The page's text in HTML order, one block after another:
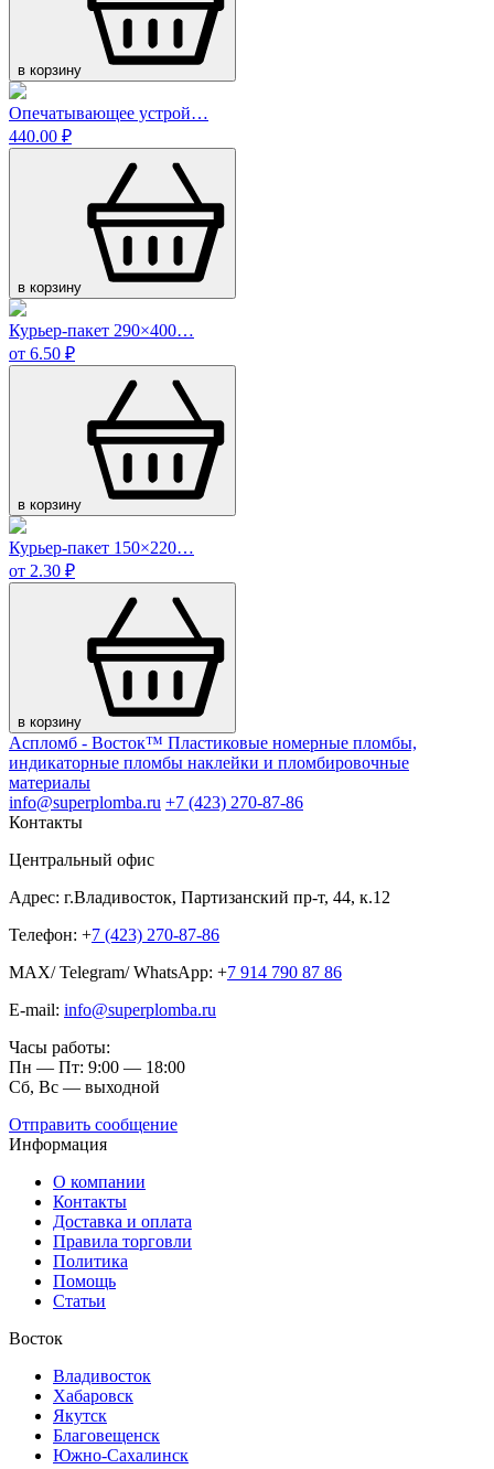
в корзину
Опечатывающее устрой…
440.00 ₽
в корзину
Курьер-пакет 290×400…
от 6.50 ₽
в корзину
Курьер-пакет 150×220…
от 2.30 ₽
в корзину
Аспломб - Восток™ Пластиковые номерные пломбы,
индикаторные пломбы наклейки и пломбировочные
материалы
info@superplomba.ru +7 (423) 270-87-86
Контакты
Центральный офис
Адрес: г.Владивосток, Партизанский пр-т, 44, к.12
Телефон: +7 (423) 270-87-86
MAX/ Telegram/ WhatsApp: +7 914 790 87 86
E-mail: info@superplomba.ru
Часы работы:
Пн — Пт: 9:00 — 18:00
Сб, Вc — выходной
Отправить сообщение
Информация
О компании
Контакты
Доставка и оплата
Правила торговли
Политика
Помощь
Статьи
Восток
Владивосток
Хабаровск
Якутск
Благовещенск
Южно-Сахалинск